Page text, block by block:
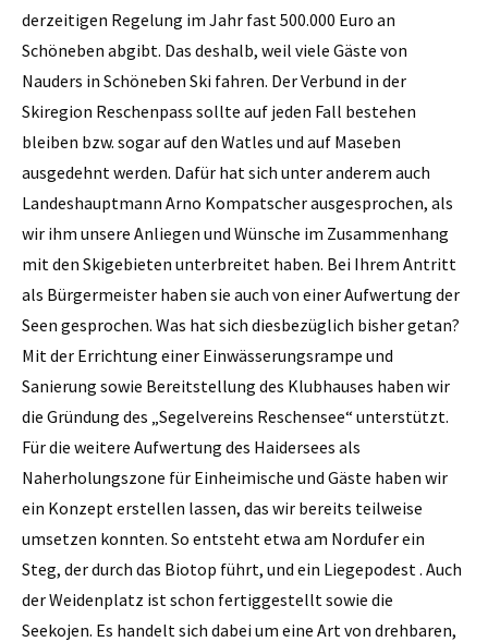
derzeitigen Regelung im Jahr fast 500.000 Euro an
Schöneben abgibt. Das deshalb, weil viele Gäste von
Nauders in ­Schöneben Ski fahren. Der Verbund in der
Skiregion Reschenpass sollte auf jeden Fall bestehen
bleiben bzw. sogar auf den Watles und auf Maseben
ausgedehnt werden. Dafür hat sich unter anderem auch
Landeshauptmann Arno ­Kompatscher ausgesprochen, als
wir ihm unsere Anliegen und Wünsche im Zusammenhang
mit den Skigebieten unterbreitet haben. Bei Ihrem Antritt
als Bürgermeister haben sie auch von einer Aufwertung der
Seen gesprochen. Was hat sich diesbezüglich bisher getan?
Mit der Errichtung einer ­Einwässerungsrampe und
Sanierung sowie Bereitstellung des Klubhauses haben wir
die Gründung des „Segelvereins Reschensee“ unterstützt.
Für die weitere Aufwertung des Haidersees als
Naherholungszone für Einheimische und Gäste haben wir
ein Konzept erstellen lassen, das wir bereits teilweise
umsetzen konnten. So entsteht etwa am Nordufer ein
Steg, der durch das Biotop führt, und ein Liegepodest . Auch
der Weidenplatz ist schon fertiggestellt sowie die
Seekojen. Es handelt sich dabei um eine Art von drehbaren,